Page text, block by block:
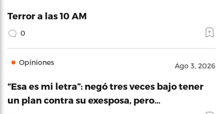
Terror a las 10 AM
0
Opiniones Ago 3, 2026
“Esa es mi letra”: negó tres veces bajo tener
un plan contra su exesposa, pero…